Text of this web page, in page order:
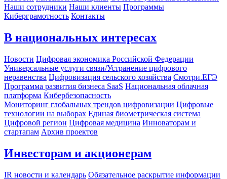
Наши сотрудники Наши клиенты Программы
Киберграмотность Контакты
В национальных интересах
Новости Цифровая экономика Российской Федерации
Универсальные услуги связи/Устранение цифрового
неравенства Цифровизация сельского хозяйства Смотри.ЕГЭ
Программа развития бизнеса SaaS Национальная облачная
платформа Кибербезопасность
Мониторинг глобальных трендов цифровизации Цифровые
технологии на выборах Единая биометрическая система
Цифровой регион Цифровая медицина Инноваторам и
стартапам Архив проектов
Инвесторам и акционерам
IR новости и календарь Обязательное раскрытие информации